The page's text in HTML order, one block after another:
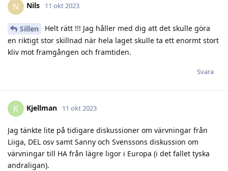
N Nils 11 okt 2023
Sillen
Helt rätt !!! Jag håller med dig att det skulle göra
en riktigt stor skillnad när hela laget skulle ta ett enormt stort
kliv mot framgången och framtiden.
Svara
K Kjellman 11 okt 2023
Jag tänkte lite på tidigare diskussioner om värvningar från
Liiga, DEL osv samt Sanny och Svenssons diskussion om
värvningar till HA från lägre ligor i Europa (i det fallet tyska
andraligan).